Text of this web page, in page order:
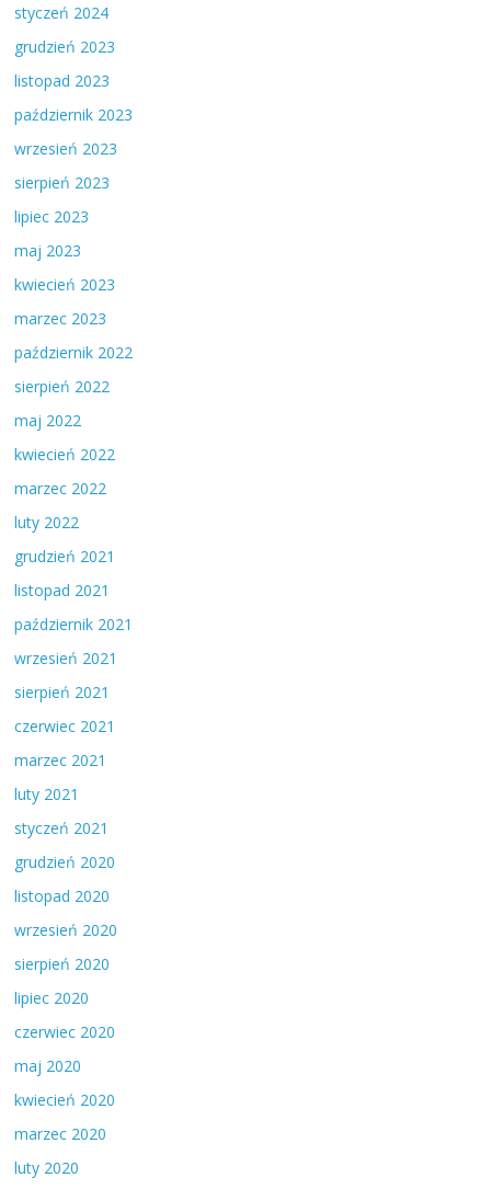
styczeń 2024
grudzień 2023
listopad 2023
październik 2023
wrzesień 2023
sierpień 2023
lipiec 2023
maj 2023
kwiecień 2023
marzec 2023
październik 2022
sierpień 2022
maj 2022
kwiecień 2022
marzec 2022
luty 2022
grudzień 2021
listopad 2021
październik 2021
wrzesień 2021
sierpień 2021
czerwiec 2021
marzec 2021
luty 2021
styczeń 2021
grudzień 2020
listopad 2020
wrzesień 2020
sierpień 2020
lipiec 2020
czerwiec 2020
maj 2020
kwiecień 2020
marzec 2020
luty 2020